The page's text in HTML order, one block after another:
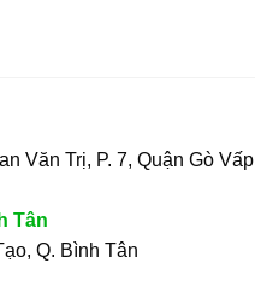
Văn Trị, P. 7, Quận Gò Vấp
Tân
Q. Bình Tân